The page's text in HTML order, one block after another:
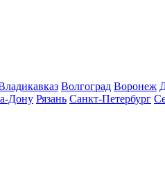
Волгоград Воронеж
Дону Рязань Санкт-Петербург